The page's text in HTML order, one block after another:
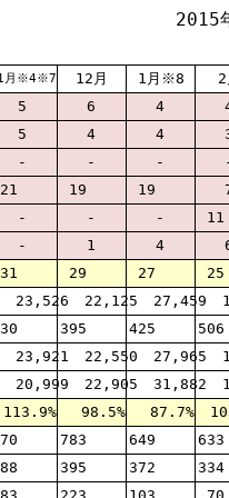
2015
月※4※7 12月 1月※8 2
5 6 4
5 4 4
- - -
21 19 19
- - - 11
- 1 4
31 29 27 25
23,526 22,125 27,459
395 425 506
23,921 22,550 27,965
20,999 22,905 31,882
113.9% 98.5% 87.7%
783 649 633
395 372 334